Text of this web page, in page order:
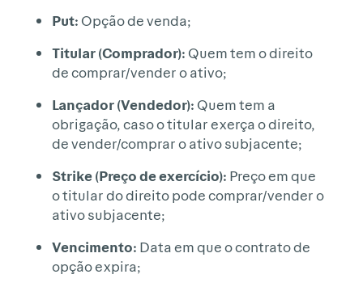
Put: Opção de venda;
Titular (Comprador): Quem tem o direito
de comprar/vender o ativo;
Lançador (Vendedor): Quem tem a
obrigação, caso o titular exerça o direito,
de vender/comprar o ativo subjacente;
Strike (Preço de exercício): Preço em que
o titular do direito pode comprar/vender o
ativo subjacente;
Vencimento: Data em que o contrato de
opção expira;